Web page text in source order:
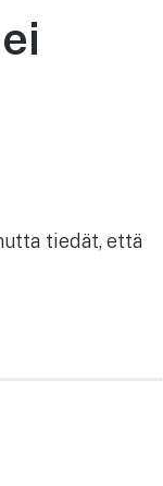
tiedät, että